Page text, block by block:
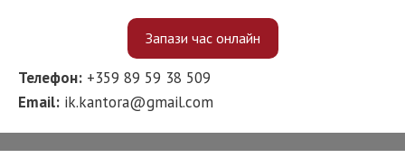
Запази час онлайн
Телефон: +359 89 59 38 509
Email: ik.kantora@gmail.com